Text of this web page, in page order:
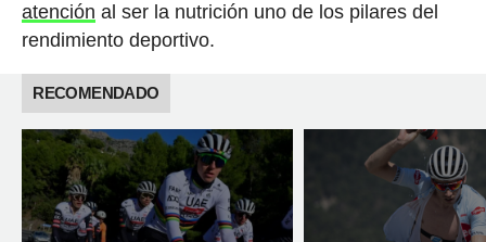
atención al ser la nutrición uno de los pilares del
rendimiento deportivo.
RECOMENDADO